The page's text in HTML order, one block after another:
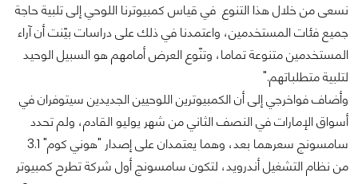
نسعى من خلال هذا التنوع في قياس كمبيوترنا اللوحي إلى تلبية حاجة
جميع فئات المستخدمين، واعتمدنا في ذلك على دراسات بيّنت أن آراء
المستخدمين متنوعة تماما، وتنّوع العرض أمامهم هو السبيل الوحيد
لتلبية متطلباتهم."
وأضاف فواخرجي إلى أن الكمبيوترين اللوحيين الجديدين سيتوفران في
أسواق الإمارات في النصف الثاني من شهر يوليو القادم، ولم تحدد
سامسونج سعرهما بعد، وهما يعتمدان على إصدار "هوني كوم" 3.1
من نظام التشغيل أندرويد، لتكون سامسونج أول شركة تطرح كمبيوتر